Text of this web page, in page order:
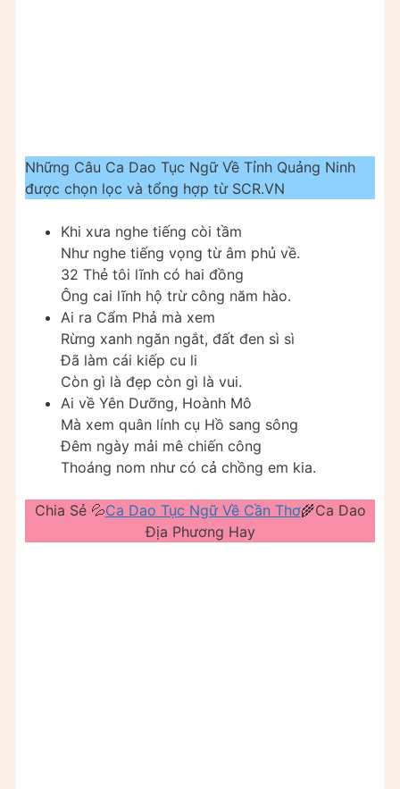
Những Câu Ca Dao Tục Ngữ Về Tỉnh Quảng Ninh
được chọn lọc và tổng hợp từ SCR.VN
Khi xưa nghe tiếng còi tầm
Như nghe tiếng vọng từ âm phủ về.
32 Thẻ tôi lĩnh có hai đồng
Ông cai lĩnh hộ trừ công năm hào.
Ai ra Cẩm Phả mà xem
Rừng xanh ngăn ngắt, đất đen sì sì
Đã làm cái kiếp cu li
Còn gì là đẹp còn gì là vui.
Ai về Yên Dưỡng, Hoành Mô
Mà xem quân lính cụ Hồ sang sông
Đêm ngày mải mê chiến công
Thoáng nom như có cả chồng em kia.
Chia Sẻ 💦Ca Dao Tục Ngữ Về Cần Thơ🌾Ca Dao
Địa Phương Hay